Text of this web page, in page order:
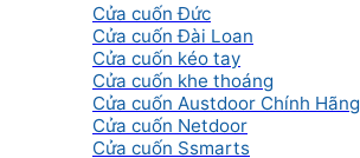
Cửa cuốn Đức
Cửa cuốn Đài Loan
Cửa cuốn kéo tay
Cửa cuốn khe thoáng
Cửa cuốn Austdoor Chính Hãng
Cửa cuốn Netdoor
Cửa cuốn Ssmarts